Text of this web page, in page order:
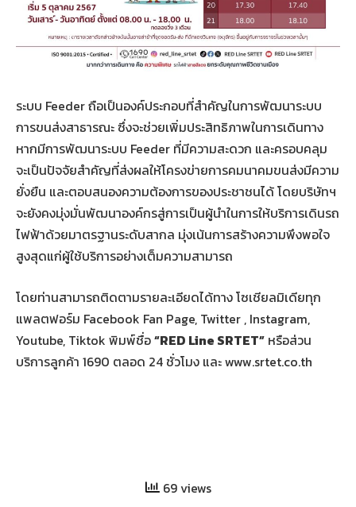
ระบบ Feeder ถือเป็นองค์ประกอบที่สำคัญในการพัฒนาระบบ
การขนส่งสาธารณะ ซึ่งจะช่วยเพิ่มประสิทธิภาพในการเดินทาง
หากมีการพัฒนาระบบ Feeder ที่มีความสะดวก และครอบคลุม
จะเป็นปัจจัยสำคัญที่ส่งผลให้โครงข่ายการคมนาคมขนส่งมีความ
ยั่งยืน และตอบสนองความต้องการของประชาชนได้ โดยบริษัทฯ
จะยังคงมุ่งมั่นพัฒนาองค์กรสู่การเป็นผู้นำในการให้บริการเดินรถ
ไฟฟ้าด้วยมาตรฐานระดับสากล มุ่งเน้นการสร้างความพึงพอใจ
สูงสุดแก่ผู้ใช้บริการอย่างเต็มความสามารถ
โดยท่านสามารถติดตามรายละเอียดได้ทาง โซเชียลมิเดียทุก
แพลตฟอร์ม Facebook Fan Page, Twitter , Instagram,
Youtube, Tiktok พิมพ์ชื่อ“RED Line SRTET” หรือส่วน
บริการลูกค้า 1690 ตลอด 24 ชั่วโมง และ www.srtet.co.th
69 views